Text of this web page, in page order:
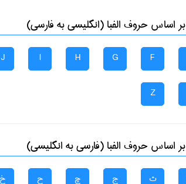
بر اساس حروف الفبا (انگلیسی به فارسی)
F
G
H
I
J
Z
بر اساس حروف الفبا (فارسی به انگلیسی)
ث ج چ ح خ